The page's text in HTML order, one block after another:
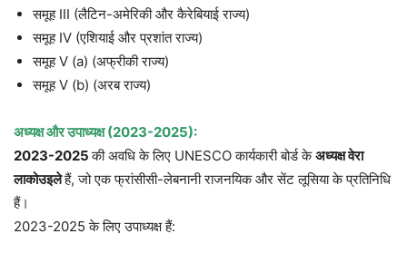
समूह III (लैटिन-अमेरिकी और कैरेबियाई राज्य)
समूह IV (एशियाई और प्रशांत राज्य)
समूह V (a) (अफ्रीकी राज्य)
समूह V (b) (अरब राज्य)
अध्यक्ष और उपाध्यक्ष (2023-2025):
2023-2025की अवधि के लिए UNESCO कार्यकारी बोर्ड केअध्यक्ष वेरा
लाकोउइलेहैं, जो एक फ्रांसीसी-लेबनानी राजनयिक और सेंट लूसिया के प्रतिनिधि
हैं।
2023-2025 के लिए उपाध्यक्ष हैं: